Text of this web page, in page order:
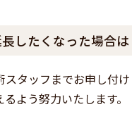
したくなった場合は
スタッフまでお申し付
よう努力いたします。